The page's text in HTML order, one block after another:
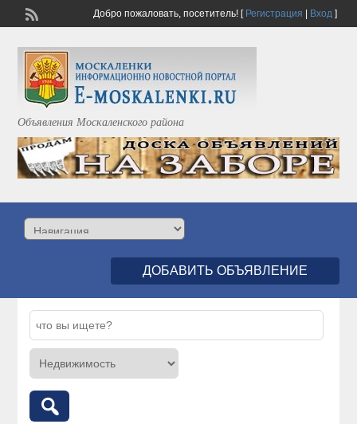
Добро пожаловать, посетитель![ Регистрация Вход]
Объявления Москаленского района
ДОБАВИТЬ ОБЪЯВЛЕНИЕ